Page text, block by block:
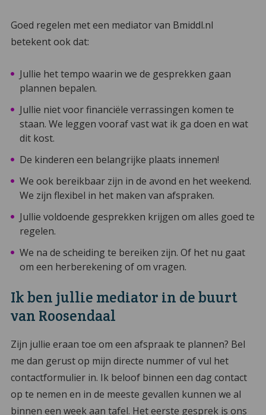
Goed regelen met een mediator van Bmiddl.nl
betekent ook dat:
Jullie het tempo waarin we de gesprekken gaan
plannen bepalen.
Jullie niet voor financiële verrassingen komen te
staan. We leggen vooraf vast wat ik ga doen en wat
dit kost.
De kinderen een belangrijke plaats innemen!
We ook bereikbaar zijn in de avond en het weekend.
We zijn flexibel in het maken van afspraken.
Jullie voldoende gesprekken krijgen om alles goed te
regelen.
We na de scheiding te bereiken zijn. Of het nu gaat
om een herberekening of om vragen.
Ik ben jullie mediator in de buurt
van Roosendaal
Zijn jullie eraan toe om een afspraak te plannen? Bel
me dan gerust op mijn directe nummer of vul het
contactformulier in. Ik beloof binnen een dag contact
op te nemen en in de meeste gevallen kunnen we al
binnen een week aan tafel. Het eerste gesprek is ons